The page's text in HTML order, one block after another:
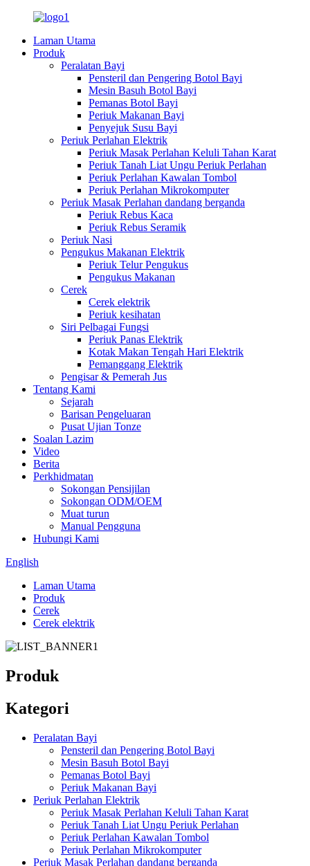
Laman Utama
Produk
Peralatan Bayi
Pensteril dan Pengering Botol Bayi
Mesin Basuh Botol Bayi
Pemanas Botol Bayi
Periuk Makanan Bayi
Penyejuk Susu Bayi
Periuk Perlahan Elektrik
Periuk Masak Perlahan Keluli Tahan Karat
Periuk Tanah Liat Ungu Periuk Perlahan
Periuk Perlahan Kawalan Tombol
Periuk Perlahan Mikrokomputer
Periuk Masak Perlahan dandang berganda
Periuk Rebus Kaca
Periuk Rebus Seramik
Periuk Nasi
Pengukus Makanan Elektrik
Periuk Telur Pengukus
Pengukus Makanan
Cerek
Cerek elektrik
Periuk kesihatan
Siri Pelbagai Fungsi
Periuk Panas Elektrik
Kotak Makan Tengah Hari Elektrik
Pemanggang Elektrik
Pengisar & Pemerah Jus
Tentang Kami
Sejarah
Barisan Pengeluaran
Pusat Ujian Tonze
Soalan Lazim
Video
Berita
Perkhidmatan
Sokongan Pensijilan
Sokongan ODM/OEM
Muat turun
Manual Pengguna
Hubungi Kami
English
Laman Utama
Produk
Cerek
Cerek elektrik
Produk
Kategori
Peralatan Bayi
Pensteril dan Pengering Botol Bayi
Mesin Basuh Botol Bayi
Pemanas Botol Bayi
Periuk Makanan Bayi
Periuk Perlahan Elektrik
Periuk Masak Perlahan Keluli Tahan Karat
Periuk Tanah Liat Ungu Periuk Perlahan
Periuk Perlahan Kawalan Tombol
Periuk Perlahan Mikrokomputer
Periuk Masak Perlahan dandang berganda